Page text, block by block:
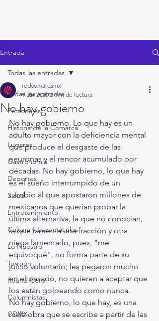
Entrada
Todas las entradas
Personajes
Historia de la Comarca
Lugares
Gastronomía
Deportes
Salud
Entretenimiento
Cultura y Espectáculos
Lo Nuestro
Torreón
Round Cero
Columnistas
CDMX
Todas las entradas
No hay gobierno
redcomarcamx
9 abr 2020 2 min de lectura
No hay gobierno. Lo que hay es un
adulto mayor con la deficiencia mental
que produce el desgaste de las
neuronas y el rencor acumulado por
décadas. No hay gobierno, lo que hay
es el sueño interrumpido de un
cambio al que apostaron millones de
mexicanos que querían probar la
última alternativa, la que no conocían,
la que lamenta una fracción y otra
niega lamentarlo, pues, "me
equivoqué", no forma parte de su
juicio voluntario; les pegaron mucho
en el pasado, no quieren a aceptar que
los están golpeando como nunca.
No hay gobierno, lo que hay, es una
mala obra que se escribe a partir de las